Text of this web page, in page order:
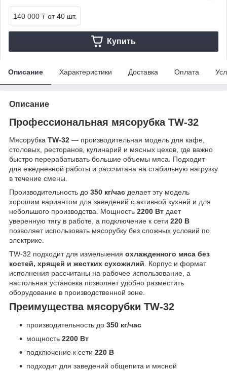
140 000 ₸ от 40 шт.
Купить
Описание Характеристики Доставка Оплата
Описание
Профессиональная мясорубка TW-32
Мясорубка TW-32 — производительная модель для кафе,
столовых, ресторанов, кулинарий и мясных цехов, где важно
быстро перерабатывать большие объемы мяса. Подходит
для ежедневной работы и рассчитана на стабильную нагрузку
в течение смены.
Производительность до 350 кг/час делает эту модель
хорошим вариантом для заведений с активной кухней и для
небольшого производства. Мощность 2200 Вт дает
уверенную тягу в работе, а подключение к сети 220 В
позволяет использовать мясорубку без сложных условий по
электрике.
TW-32 подходит для измельчения охлажденного мяса без
костей, хрящей и жестких сухожилий. Корпус и формат
исполнения рассчитаны на рабочее использование, а
настольная установка позволяет удобно разместить
оборудование в производственной зоне.
Преимущества мясорубки TW-32
производительность до 350 кг/час
мощность 2200 Вт
подключение к сети 220 В
подходит для заведений общепита и мясной